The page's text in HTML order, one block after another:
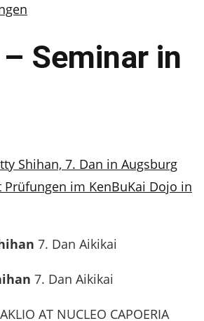
Seminar in
Shihan, 7. Dan in Augsburg
Prüfungen im KenBuKai Dojo in
7. Dan Aikikai
7. Dan Aikikai
AT NUCLEO CAPOERIA